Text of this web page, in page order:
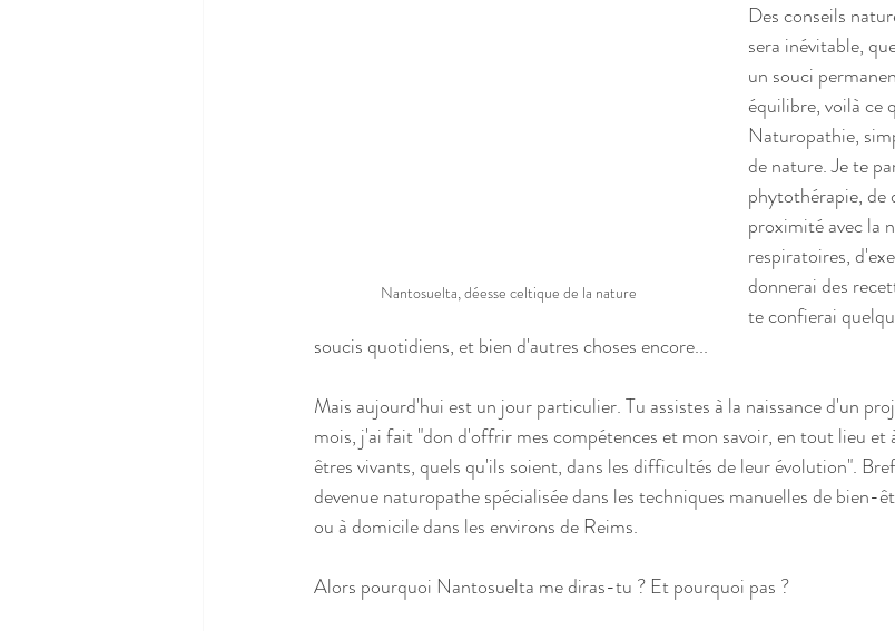
Nantosuelta, déesse celtique de la nature
Des conseils
sera inévitable,
un souci
équilibre, voilà ce
Naturopathie,
de nature. Je te
phytothérapie, de
proximité avec la
respiratoires,
donnerai des
te confierai
soucis quotidiens, et bien d'autres choses encore...
Mais aujourd'hui est un jour particulier. Tu assistes à la naissance d'un
mois, j'ai fait "don d'offrir mes compétences et mon savoir, en tout lieu
êtres vivants, quels qu'ils soient, dans les difficultés de leur évolution".
devenue naturopathe spécialisée dans les techniques manuelles de bien-
ou à domicile dans les environs de Reims.
Alors pourquoi Nantosuelta me diras-tu ? Et pourquoi pas ?